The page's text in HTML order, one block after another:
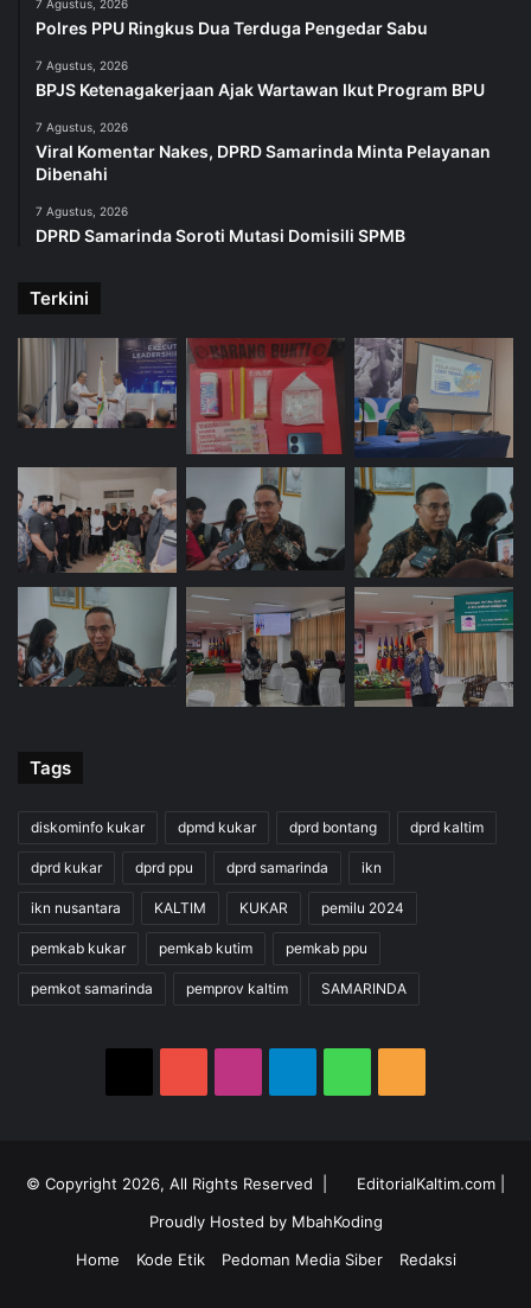
7 Agustus, 2026
Polres PPU Ringkus Dua Terduga Pengedar Sabu
7 Agustus, 2026
BPJS Ketenagakerjaan Ajak Wartawan Ikut Program BPU
7 Agustus, 2026
Viral Komentar Nakes, DPRD Samarinda Minta Pelayanan
Dibenahi
7 Agustus, 2026
DPRD Samarinda Soroti Mutasi Domisili SPMB
Terkini
Tags
diskominfo kukar dpmd kukar dprd bontang dprd kaltim
dprd kukar dprd ppu dprd samarinda ikn
ikn nusantara KALTIM KUKAR pemilu 2024
pemkab kukar pemkab kutim pemkab ppu
pemkot samarinda pemprov kaltim SAMARINDA
© Copyright 2026, All Rights Reserved | EditorialKaltim.com
Proudly Hosted by MbahKoding
Home
Kode Etik Pedoman Media Siber Redaksi